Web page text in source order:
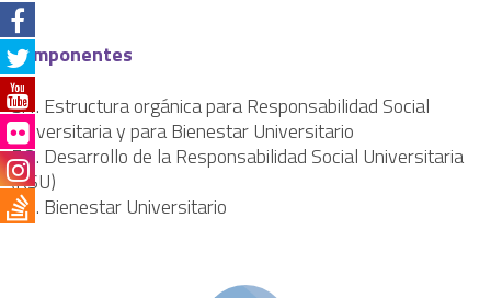
Componentes
5.1. Estructura orgánica para Responsabilidad Social
Universitaria y para Bienestar Universitario
5.2. Desarrollo de la Responsabilidad Social Universitaria
(RSU)
5.3. Bienestar Universitario